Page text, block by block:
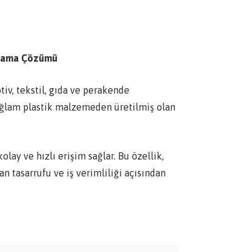
Çözümü
tekstil, gıda ve perakende
plastik malzemeden üretilmiş olan
ve hızlı erişim sağlar. Bu özellik,
tasarrufu ve iş verimliliği açısından